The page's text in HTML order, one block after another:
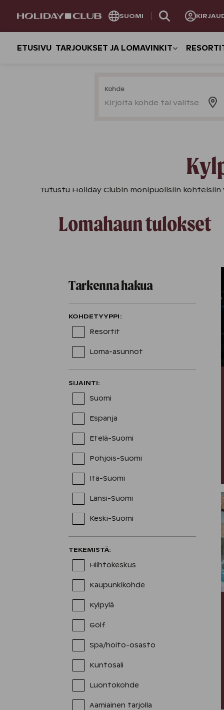
SIVUNAVIGOINTI
SUOMI
ETUSIVU TARJOUKSET JA LOMAVINKIT
Kohde
Kirjoita kohde tai valitse
Tutustu Holiday Clubin monipuolisiin
Lomahaun tulokset
Tarkenna hakua
KOHDETYYPPI:
Resortit
Loma-asunnot
SIJAINTI:
Suomi
Espanja
Etelä-Suomi
Pohjois-Suomi
Itä-Suomi
Länsi-Suomi
Keski-Suomi
TEKEMISTÄ:
Hiihtokeskus
Kaupunkikohde
Kylpylä
Golf
Spa/hoito-osasto
Kuntosali
Luontokohde
Aamiainen tarjolla